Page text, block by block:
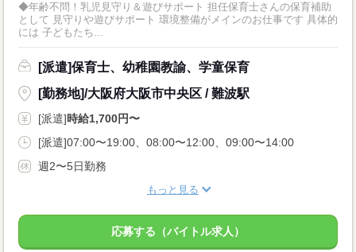
◆年齢不問！乳児見守り＆遊びサポート 担任保育士さんの保育補助
として 見守りや遊びサポート 環境整備がメインのお仕事です 具体的
には 子どもたち...
[派遣]保育士、幼稚園教諭、学童保育
[勤務地]/大阪府大阪市中央区 / 難波駅
[派遣]時給1,700円〜
[派遣]07:00〜19:00、08:00〜12:00、09:00〜14:00
週2〜5日勤務
もっと見る
応募する（バイトル求人）